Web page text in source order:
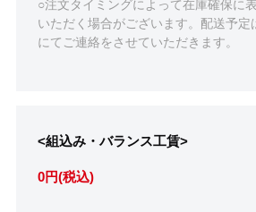
○注文タイミングによって在庫確保に
いただく場合がございます。配送予定
にてご連絡をさせていただきます。
<組込み・バランス工賃>
0円(税込)